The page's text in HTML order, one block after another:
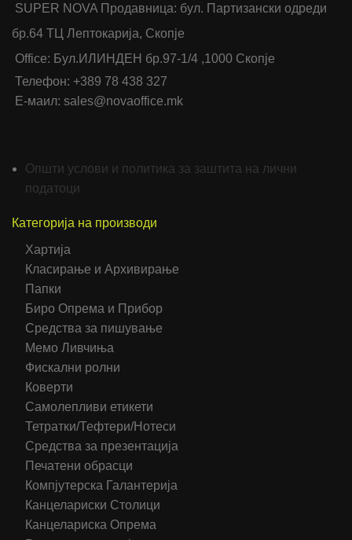
SUPER NOVA Продавница: бул. Партизански одреди
бр.64 ТЦ Лептокарија, Скопје
Office: Бул.ИЛИНДЕН бр.97-1/4 ,1000 Скопје
Телефон: +389 78 438 327
Е-маил: sales@novaoffice.mk
Општи услови и политика за заштита на лични
податоци
Категорија на производи
Хартија
Класирање и Архивирање
Папки
Биро Опрема и Прибор
Средства за пишување
Мемо Ливчиња
Фискални ролни
Коверти
Самолепливи етикети
Тетратки/Тефтери/Нотеси
Средства за презентација
Печатени обрасци
Компјутерска Галантерија
Канцелариски Столици
Канцелариска Опрема